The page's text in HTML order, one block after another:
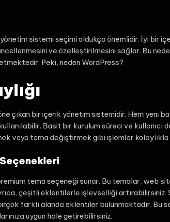
sistemi seçimi oldukça önemlidir. İyi bir
ve özelleştirilmesini sağlar. Bu
Peki, neden WordPress?
çıkan bir içerik yönetim sistemidir. Hem yeni
Basit bir kurulum süreci ve kullanıcı
veya tema değiştirmek gibi işlemler
tema seçeneği sunar. Bu temalar, web
çeşitli eklentilerle işlevselliği artırabilirsiniz.
farklı alanda eklentiler bulunmaktadır. Bu
uygun hale getirebilirsiniz.